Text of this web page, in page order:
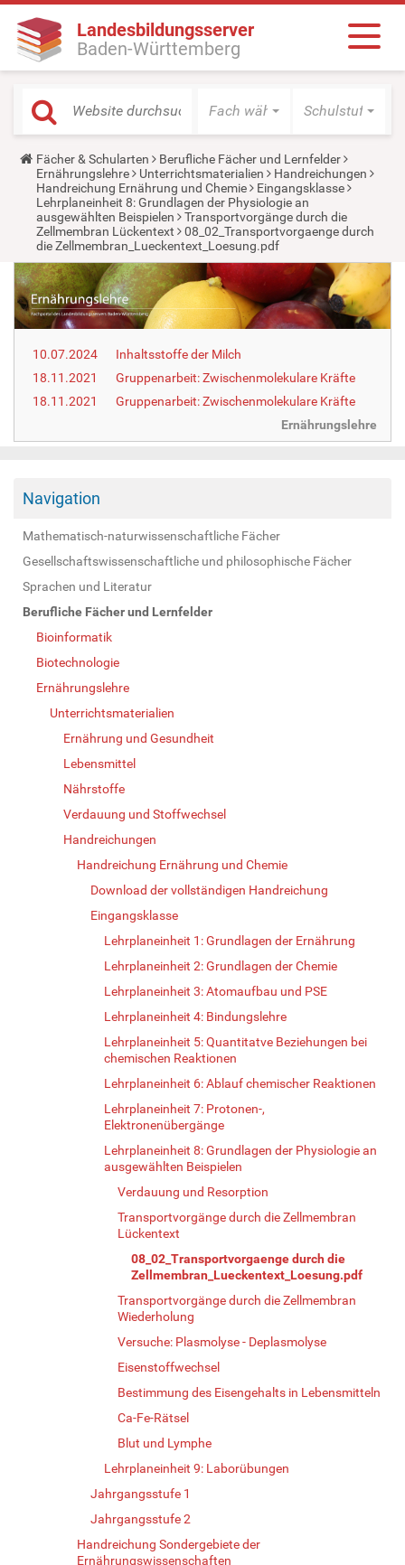
Landesbildungsserver
Baden-Württemberg
Fach wählen Schulstufe
Y
o
u
a
r
e
h
e
r
e
:
Fächer & Schularten
Berufliche Fächer und Lernfelder
Ernährungslehre
Unterrichtsmaterialien
Handreichungen
Handreichung Ernährung und Chemie
Eingangsklasse
Lehrplaneinheit 8: Grundlagen der Physiologie an
ausgewählten Beispielen
Transportvorgänge durch die
Zellmembran Lückentext
08_02_Transportvorgaenge durch
die Zellmembran_Lueckentext_Loesung.pdf
10.07.2024
Inhaltsstoffe der Milch
18.11.2021
Gruppenarbeit: Zwischenmolekulare Kräfte
18.11.2021
Gruppenarbeit: Zwischenmolekulare Kräfte
Ernährungslehre
Navigation
Mathematisch-naturwissenschaftliche Fächer
Gesellschaftswissenschaftliche und philosophische Fächer
Sprachen und Literatur
Berufliche Fächer und Lernfelder
Bioinformatik
Biotechnologie
Ernährungslehre
Unterrichtsmaterialien
Ernährung und Gesundheit
Lebensmittel
Nährstoffe
Verdauung und Stoffwechsel
Handreichungen
Handreichung Ernährung und Chemie
Download der vollständigen Handreichung
Eingangsklasse
Lehrplaneinheit 1: Grundlagen der Ernährung
Lehrplaneinheit 2: Grundlagen der Chemie
Lehrplaneinheit 3: Atomaufbau und PSE
Lehrplaneinheit 4: Bindungslehre
Lehrplaneinheit 5: Quantitatve Beziehungen bei
chemischen Reaktionen
Lehrplaneinheit 6: Ablauf chemischer Reaktionen
Lehrplaneinheit 7: Protonen-,
Elektronenübergänge
Lehrplaneinheit 8: Grundlagen der Physiologie an
ausgewählten Beispielen
Verdauung und Resorption
Transportvorgänge durch die Zellmembran
Lückentext
08_02_Transportvorgaenge durch die
Zellmembran_Lueckentext_Loesung.pdf
Transportvorgänge durch die Zellmembran
Wiederholung
Versuche: Plasmolyse - Deplasmolyse
Eisenstoffwechsel
Bestimmung des Eisengehalts in Lebensmitteln
Ca-Fe-Rätsel
Blut und Lymphe
Lehrplaneinheit 9: Laborübungen
Jahrgangsstufe 1
Jahrgangsstufe 2
Handreichung Sondergebiete der
Ernährungswissenschaften